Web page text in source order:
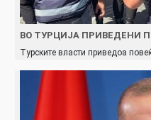
ВО ТУРЦИЈА ПРИВЕДЕНИ
Турските власти приведоа